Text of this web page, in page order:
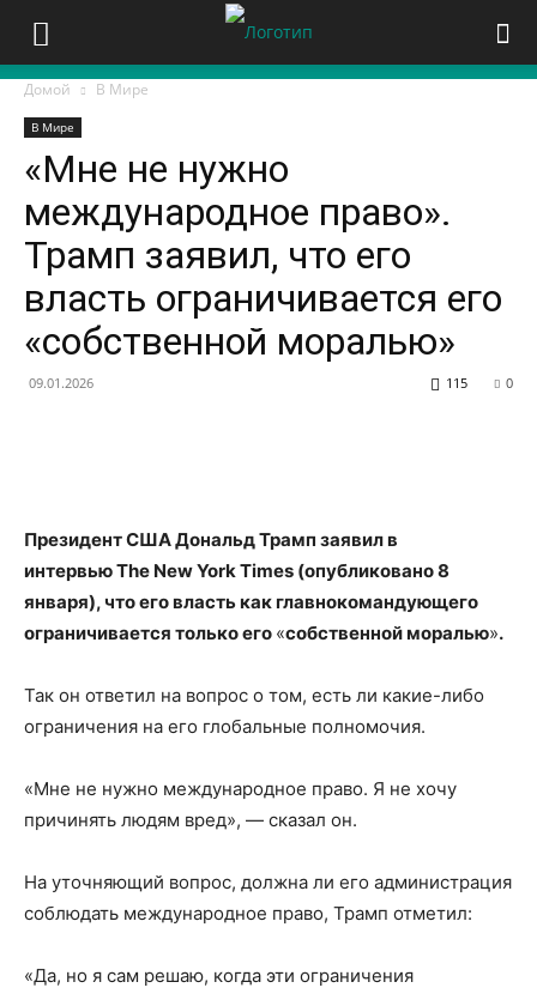
Домой В Мире
В Мире
«Мне не нужно
международное право».
Трамп заявил, что его
власть ограничивается его
«собственной моралью»
09.01.2026 0
115
Президент США Дональд Трамп заявил в
интервью The New York Times (опубликовано 8
января), что его власть как главнокомандующего
ограничивается только его «собственной моралью».
Так он ответил на вопрос о том, есть ли какие-либо
ограничения на его глобальные полномочия.
«Мне не нужно международное право. Я не хочу
причинять людям вред», — сказал он.
На уточняющий вопрос, должна ли его администрация
соблюдать международное право, Трамп отметил:
«Да, но я сам решаю, когда эти ограничения